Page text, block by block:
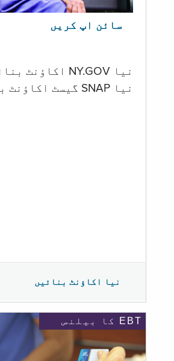
سائن اپ کریں
نیا NY.GOV اکاؤنٹ بنائیں
نیا SNAP گیسٹ اکاؤنٹ بنائیں
نیا اکاؤنٹ بنائیں
EBT کا بیلنس